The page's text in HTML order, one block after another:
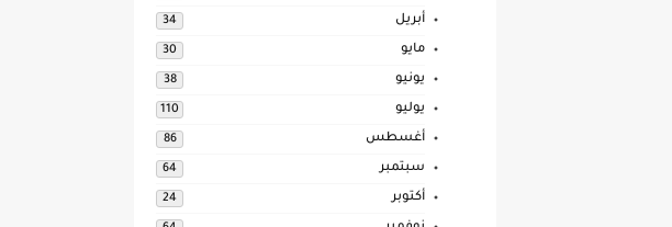
أبريل 34
مايو 30
يونيو 38
يوليو 110
أغسطس 86
سبتمبر 64
أكتوبر 24